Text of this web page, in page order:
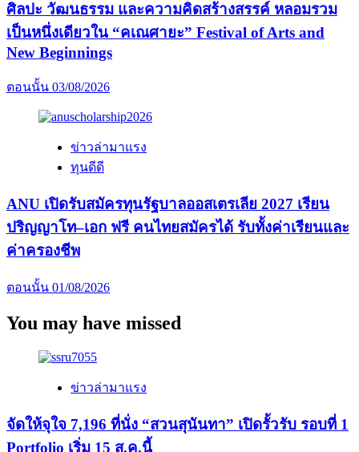
ศิลปะ วัฒนธรรม และความคิดสร้างสรรค์ หลอมรวม
เป็นหนึ่งเดียวใน “คเณศายะ” Festival of Arts and
New Beginnings
ตอนนั้น 03/08/2026
ข่าวล่ามาแรง
ทุนดีดี
ANU เปิดรับสมัครทุนรัฐบาลออสเตรเลีย 2027 เรียน
ปริญญาโท–เอก ฟรี คนไทยสมัครได้ รับทั้งค่าเรียนและ
ค่าครองชีพ
ตอนนั้น 01/08/2026
You may have missed
ข่าวล่ามาแรง
จัดให้จุใจ 7,196 ที่นั่ง “สวนสุนันทา” เปิดรั้วรับ รอบที่ 1
Portfolio เริ่ม 15 ส.ค.นี้